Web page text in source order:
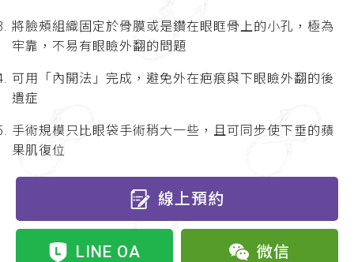
將臉頰組織固定於骨膜或是鑽在眼眶骨上的小孔，極為
牢靠，不易有眼瞼外翻的問題
可用「內開法」完成，避免外在疤痕與下眼瞼外翻的後
遺症
手術規模只比眼袋手術稍大一些，且可同步使下垂的蘋
果肌復位
線上預約
LINE OA 微信